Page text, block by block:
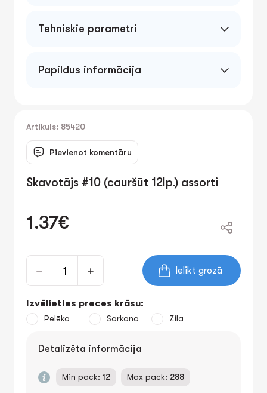
Tehniskie parametri
Papildus informācija
Artikuls: 85420
Pievienot komentāru
Skavotājs #10 (cauršūt 12lp.) assorti
1.37€
Ielikt grozā
Izvēlieties preces krāsu:
Pelēka Sarkana Zila
Detalizēta informācija
Min pack: 12 Max pack: 288